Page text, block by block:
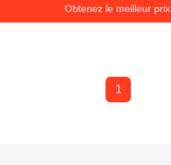
Obtenez le meilleur prix
1